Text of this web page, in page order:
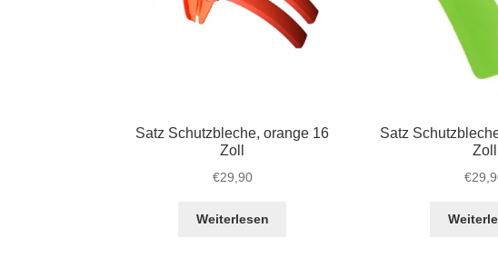
Satz Schutzbleche, orange 16
Zoll
€29,90
Weiterlesen
Satz
Zoll
€